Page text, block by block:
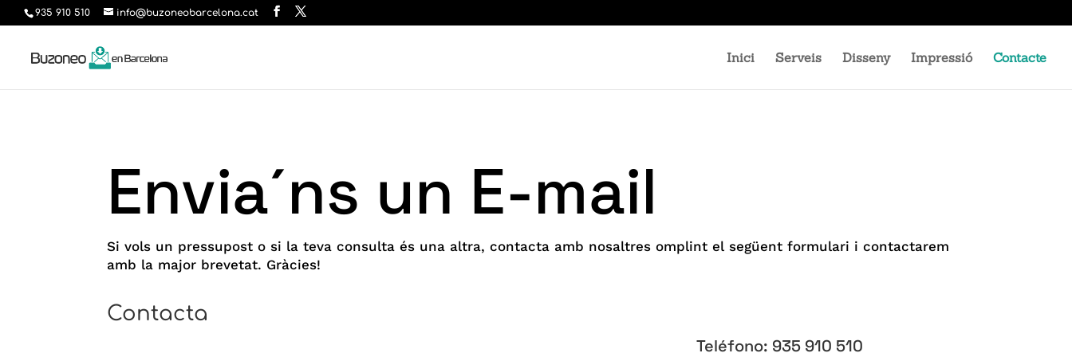
935 910 510 info@buzoneobarcelona.cat
Inici Serveis Disseny Impressió Contacte
Envia´ns un E-mail
Si vols un pressupost o si la teva consulta és una altra, contacta amb nosaltres omplint el següent formulari i contactarem
amb la major brevetat. Gràcies!
Contacta
Teléfono: 935 910 510